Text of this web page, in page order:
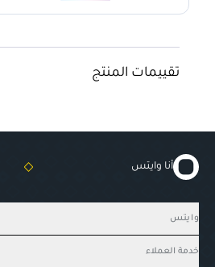
تقييمات المنتج
أنا وايتس
وايتس
خدمة العملاء